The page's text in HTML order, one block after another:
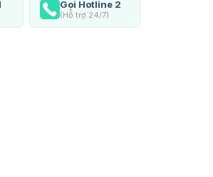
Gọi Hotline 2
(Hỗ trợ 24/7)